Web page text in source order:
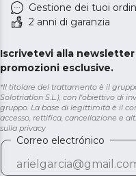
Gestione dei tuoi
2 anni di garanzia
Iscrivetevi alla
promozioni esclusive.
*Il titolare del trattamento è il
Solotriatlon S.L.), con l'obiettivo di
gruppo. La base di legittimità è il
accesso, rettifica, cancellazione e
sulla privacy
Correo electrónico